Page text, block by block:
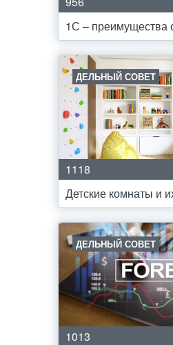
1С – преимущества
ДЕЛЬНЫЙ СОВЕТ
1118
Детские комнаты и
ДЕЛЬНЫЙ СОВЕТ
1013